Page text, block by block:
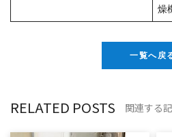
燥
一覧へ戻
RELATED POSTS 関連する